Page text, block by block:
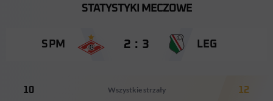
STATYSTYKI MECZOWE
SPM 2 : 3 LEG
10 Wszystkie strzały 12